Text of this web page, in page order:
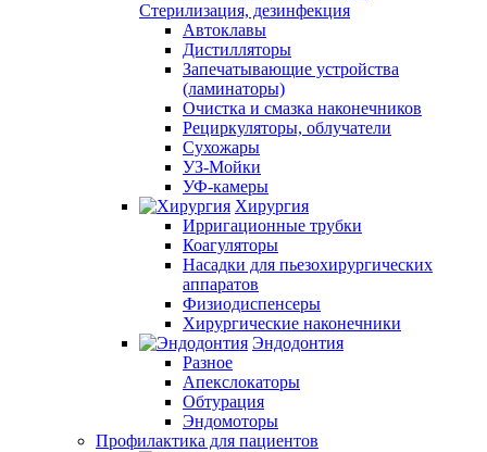
Стерилизация, дезинфекция
Автоклавы
Дистилляторы
Запечатывающие устройства
(ламинаторы)
Очистка и смазка наконечников
Рециркуляторы, облучатели
Сухожары
УЗ-Мойки
УФ-камеры
Хирургия
Ирригационные трубки
Коагуляторы
Насадки для пьезохирургических
аппаратов
Физиодиспенсеры
Хирургические наконечники
Эндодонтия
Разное
Апекслокаторы
Обтурация
Эндомоторы
Профилактика для пациентов